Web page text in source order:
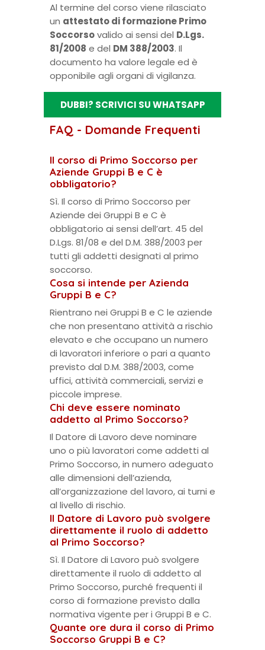
Al termine del corso viene rilasciato
un attestato di formazione Primo
Soccorsovalido ai sensi del D.Lgs.
81/2008 e del DM 388/2003. Il
documento ha valore legale ed è
opponibile agli organi di vigilanza.
DUBBI? SCRIVICI SU WHATSAPP
FAQ - Domande Frequenti
Il corso di Primo Soccorso per
Aziende Gruppi B e C è
obbligatorio?
Sì. Il corso di Primo Soccorso per
Aziende dei Gruppi B e C è
obbligatorio ai sensi dell’art. 45 del
D.Lgs. 81/08 e del D.M. 388/2003 per
tutti gli addetti designati al primo
soccorso.
Cosa si intende per Azienda
Gruppi B e C?
Rientrano nei Gruppi B e C le aziende
che non presentano attività a rischio
elevato e che occupano un numero
di lavoratori inferiore o pari a quanto
previsto dal D.M. 388/2003, come
uffici, attività commerciali, servizi e
piccole imprese.
Chi deve essere nominato
addetto al Primo Soccorso?
Il Datore di Lavoro deve nominare
uno o più lavoratori come addetti al
Primo Soccorso, in numero adeguato
alle dimensioni dell’azienda,
all’organizzazione del lavoro, ai turni e
al livello di rischio.
Il Datore di Lavoro può svolgere
direttamente il ruolo di addetto
al Primo Soccorso?
Sì. Il Datore di Lavoro può svolgere
direttamente il ruolo di addetto al
Primo Soccorso, purché frequenti il
corso di formazione previsto dalla
normativa vigente per i Gruppi B e C.
Quante ore dura il corso di Primo
Soccorso Gruppi B e C?